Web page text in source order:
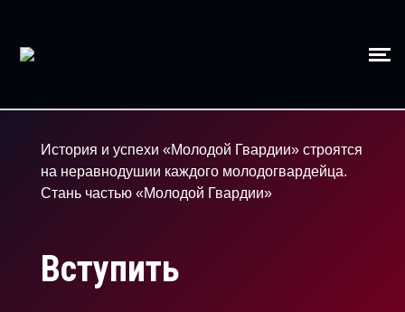
История и успехи «Молодой Гвардии» строятся
на неравнодушии каждого молодогвардейца.
Стань частью «Молодой Гвардии»
Вступить